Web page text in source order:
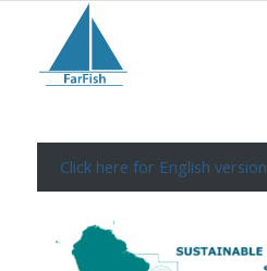
Click here for English version